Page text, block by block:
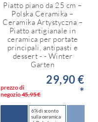
Piatto piano da 25 cm –
Polska Ceramika –
Ceramika Artystyczna –
Piatto artigianale in
ceramica per portate
principali, antipasti e
dessert - - Winter
Garten
prezzo di
negozio45,95 €
29,90 €
*
6% di sconto
sulla ceramica